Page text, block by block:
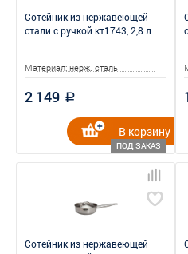
Сотейник из нержавеющей
стали с ручкой кт1743, 2,8 л
Материал: нерж. сталь
2 149 a
ПОД ЗАКАЗ
В корзину
Сотейник из нержавеющей